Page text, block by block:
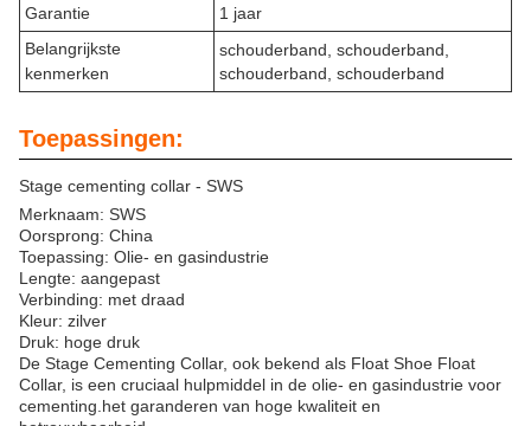
Garantie
1 jaar
Belangrijkste
kenmerken
schouderband, schouderband,
schouderband, schouderband
Toepassingen:
Stage cementing collar - SWS
Merknaam: SWS
Oorsprong: China
Toepassing: Olie- en gasindustrie
Lengte: aangepast
Verbinding: met draad
Kleur: zilver
Druk: hoge druk
De Stage Cementing Collar, ook bekend als Float Shoe Float
Collar, is een cruciaal hulpmiddel in de olie- en gasindustrie voor
cementing.het garanderen van hoge kwaliteit en